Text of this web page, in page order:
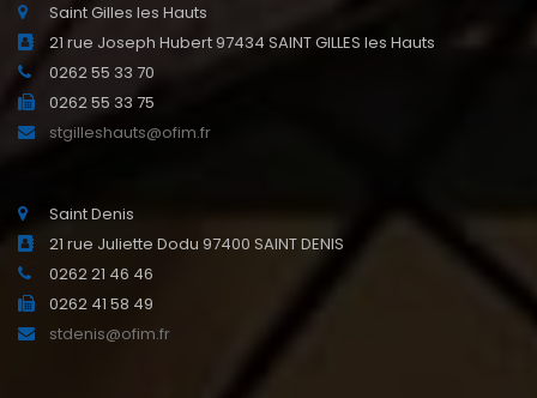
Saint Gilles les Hauts
21 rue Joseph Hubert 97434 SAINT GILLES les Hauts
0262 55 33 70
0262 55 33 75
stgilleshauts@ofim.fr
Saint Denis
21 rue Juliette Dodu 97400 SAINT DENIS
0262 21 46 46
0262 41 58 49
stdenis@ofim.fr